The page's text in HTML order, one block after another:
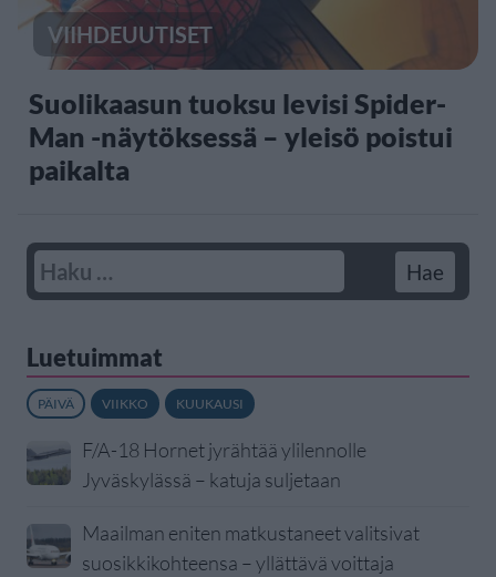
VIIHDEUUTISET
Suolikaasun tuoksu levisi Spider-
Man -näytöksessä – yleisö poistui
paikalta
Luetuimmat
PÄIVÄ VIIKKO KUUKAUSI
F/A-18 Hornet jyrähtää ylilennolle
Jyväskylässä – katuja suljetaan
Maailman eniten matkustaneet valitsivat
suosikkikohteensa – yllättävä voittaja